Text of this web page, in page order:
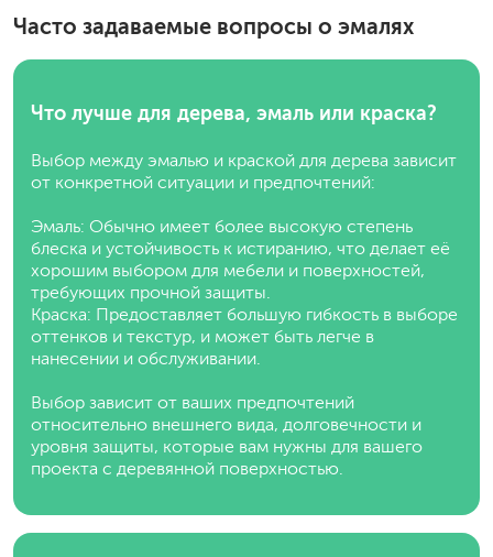
Часто задаваемые вопросы о эмалях
Что лучше для дерева, эмаль или краска?
Выбор между эмалью и краской для дерева зависит
от конкретной ситуации и предпочтений:
Эмаль: Обычно имеет более высокую степень
блеска и устойчивость к истиранию, что делает её
хорошим выбором для мебели и поверхностей,
требующих прочной защиты.
Краска: Предоставляет большую гибкость в выборе
оттенков и текстур, и может быть легче в
нанесении и обслуживании.
Выбор зависит от ваших предпочтений
относительно внешнего вида, долговечности и
уровня защиты, которые вам нужны для вашего
проекта с деревянной поверхностью.